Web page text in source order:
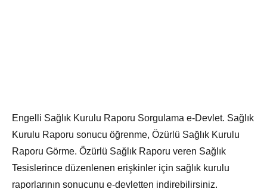
Engelli Sağlık Kurulu Raporu Sorgulama e-Devlet. Sağlık
Kurulu Raporu sonucu öğrenme, Özürlü Sağlık Kurulu
Raporu Görme. Özürlü Sağlık Raporu veren Sağlık
Tesislerince düzenlenen erişkinler için sağlık kurulu
raporlarının sonucunu e-devletten indirebilirsiniz.